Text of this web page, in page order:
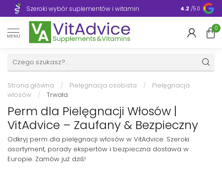
Szeroki wybór suplementów i witamin 4.2 /5.0
MENU
0
Strona główna / Pielęgnacja osobista /
Pielęgnacja
włosów
/ Trwała
Perm dla Pielęgnacji Włosów |
VitAdvice – Zaufany & Bezpieczny
Odkryj perm dla pielęgnacji włosów w VitAdvice. Szeroki
asortyment, porady ekspertów i bezpieczna dostawa w
Europie. Zamów już dziś!